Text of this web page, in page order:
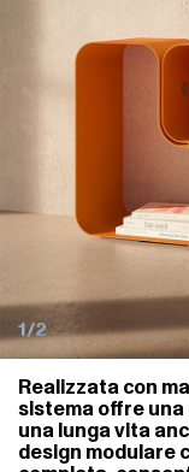
1/2
Realizzata con
sistema offre
una lunga vita
design modulare